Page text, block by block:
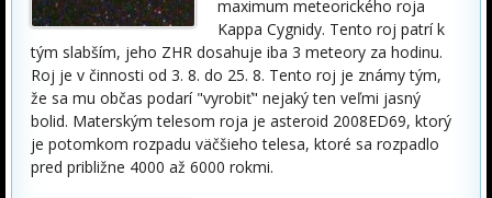
maximum meteorického roja
Kappa Cygnidy. Tento roj patrí k
tým slabším, jeho ZHR dosahuje iba 3 meteory za hodinu.
Roj je v činnosti od 3. 8. do 25. 8. Tento roj je známy tým,
že sa mu občas podarí "vyrobiť" nejaký ten veľmi jasný
bolid. Materským telesom roja je asteroid 2008ED69, ktorý
je potomkom rozpadu väčšieho telesa, ktoré sa rozpadlo
pred približne 4000 až 6000 rokmi.